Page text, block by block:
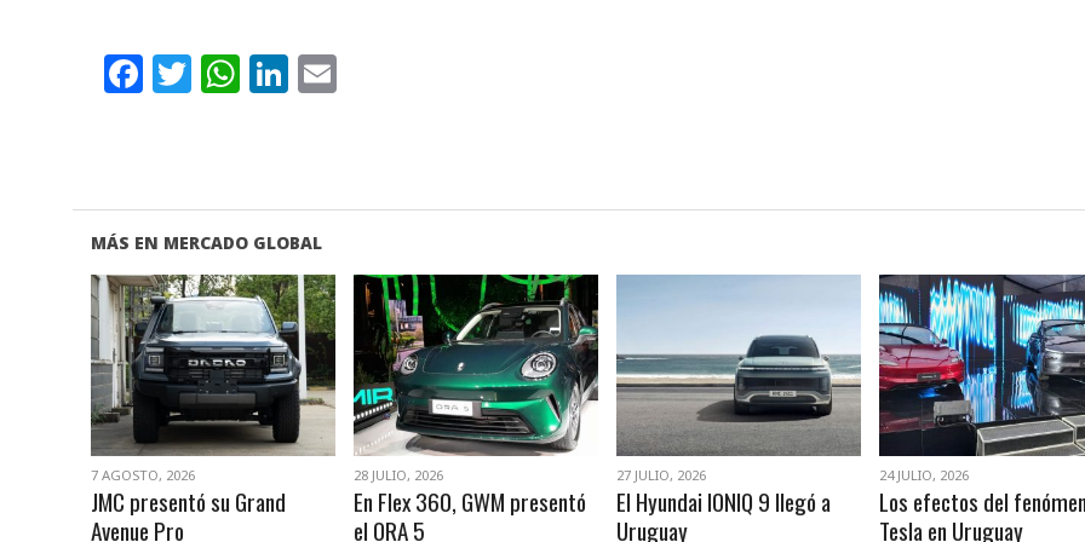
Facebook
Twitter
WhatsApp
LinkedIn
MÁS EN MERCADO GLOBAL
VER NOTA
7 AGOSTO, 2026
JMC presentó su Grand
Avenue Pro
VER NOTA
28 JULIO, 2026
En Flex 360, GWM presentó
el ORA 5
VER NOTA
27 JULIO, 2026
El Hyundai IONIQ 9 llegó a
Uruguay
VER NOTA
24 JULIO, 2026
Los efectos del
Tesla en Uruguay